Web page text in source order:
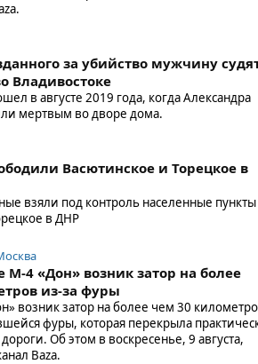
за убийство мужчину
Владивостоке
в августе 2019 года, когда Александра
мертвым во дворе дома.
Васютинское и Торецкое в
взяли под контроль населенные пункты
в ДНР
М-4 «Дон» возник затор на более
из-за фуры
возник затор на более чем 30
фуры, которая перекрыла
Об этом в воскресенье, 9 августа,
Baza.